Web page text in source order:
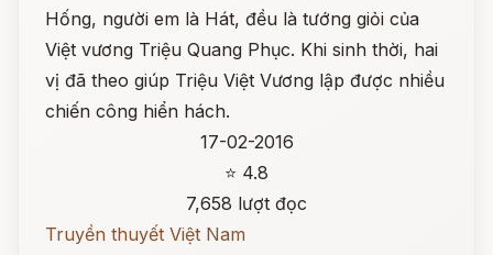
Hống, người em là Hát, đều là tướng giỏi của
Việt vương Triệu Quang Phục. Khi sinh thời, hai
vị đã theo giúp Triệu Việt Vương lập được nhiều
chiến công hiển hách.
17-02-2016
⭐ 4.8
7,658 lượt đọc
Truyền thuyết Việt Nam